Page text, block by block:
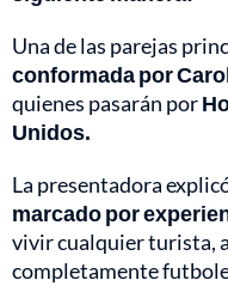
Una de las parejas
conformada por
quienes pasarán por
Unidos.
La presentadora
marcado por
vivir cualquier turista,
completamente